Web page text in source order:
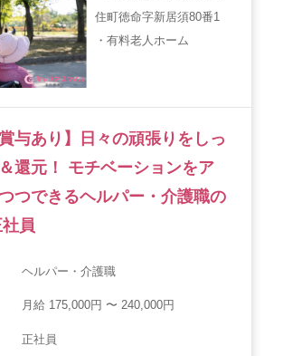
支店連絡先一覧
個人情報保護方針
住町徳命字新居須80番1
・有料老人ホーム
賞与あり】日々の頑張りをしっ
還元！ モチベーションをア
つできるヘルパー・介護職の
員
ヘルパー・介護職
月給 175,000円 〜 240,000円
正社員